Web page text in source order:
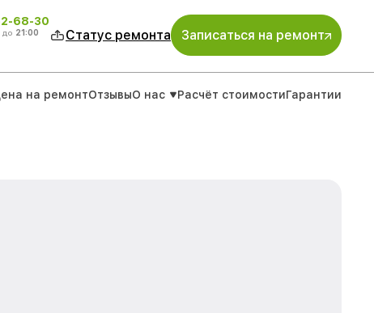
68-30
до 21:00 Статус ремонта Записаться на ремонт
на ремонтОтзывыО нас Расчёт стоимостиГарантии